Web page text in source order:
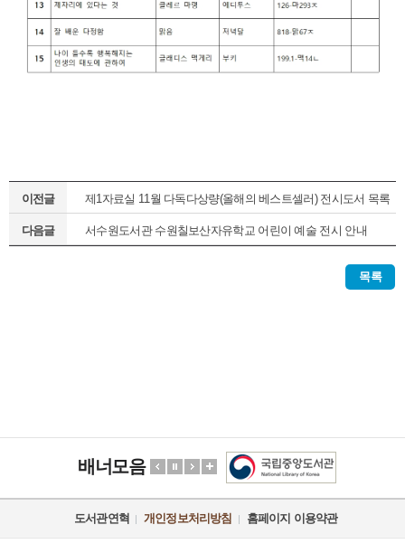
이전글 제1자료실 11월 다독다상량(올해의 베스트셀러) 전시도서 목록
다음글 서수원도서관 수원칠보산자유학교 어린이 예술 전시 안내
목록
배너모음
도서관연혁 개인정보처리방침 홈페이지 이용약관